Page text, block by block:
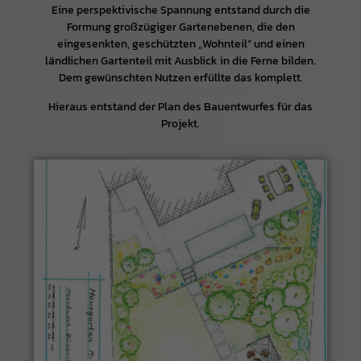
Eine perspektivische Spannung entstand durch die
Formung großzügiger Gartenebenen, die den
eingesenkten, geschützten „Wohnteil“ und einen
ländlichen Gartenteil mit Ausblick in die Ferne bilden.
Dem gewünschten Nutzen erfüllte das komplett.
Hieraus entstand der Plan des Bauentwurfes für das
Projekt.